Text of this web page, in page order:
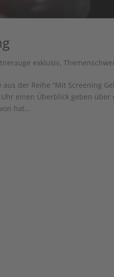
exklusiv,
der Reihe “Mit Screening
einen Überblick geben
hat...